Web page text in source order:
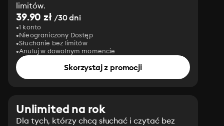
limitów.
39.90 zł/30 dni
1 konto
Nieograniczony Dostęp
Słuchanie bez limitów
Anuluj w dowolnym momencie
Skorzystaj z promocji
Unlimited na rok
Dla tych, którzy chcą słuchać i czytać bez